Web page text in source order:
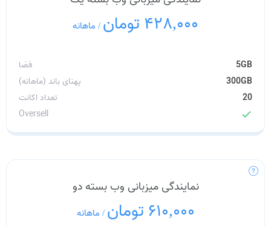
428,000 تومان / ماهانه
فضا
5GB
پهنای باند (ماهانه)
300GB
تعداد اکانت
20
Oversell
check
نمایندگی میزبانی وب بسته دو
610,000 تومان / ماهانه